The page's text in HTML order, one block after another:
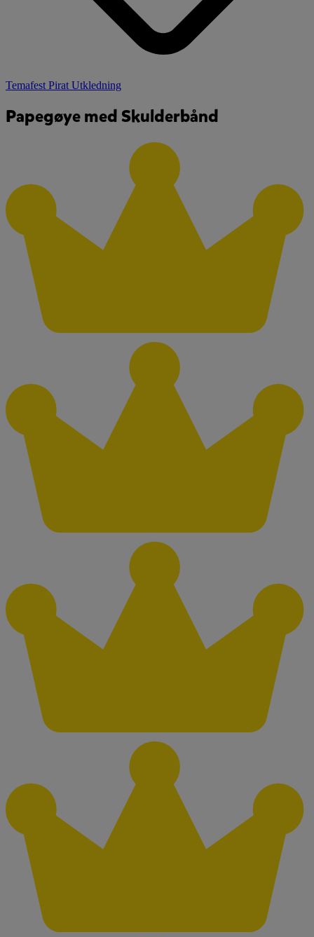
Temafest Pirat Utkledning
Papegøye med Skulderbånd